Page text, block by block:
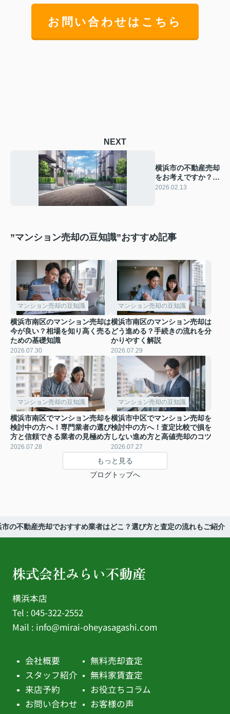
お問い合わせはこちら
NEXT
横浜市の不動産売却
をお考えですか？相
場の動きと売却ポイ
2026.02.13
”マンション売却の豆知識”おすすめ記事
マンション売却の豆知識
横浜市南区のマンション売却は
今が良い？相場を知り高く売る
ための基礎知識
2026.07.30
マンション売却の豆知識
横浜市南区のマンション売却は
どう進める？手続きの流れを分
かりやすく解説
2026.07.29
マンション売却の豆知識
横浜市南区でマンション売却を
検討中の方へ！専門業者の選び
方と信頼できる業者の見極め方
2026.07.28
マンション売却の豆知識
横浜市中区でマンション売却を
検討中の方へ！査定比較で損を
しない進め方と高値売却のコツ
2026.07.27
もっと見る
ブログトップへ
市の不動産売却でおすすめ業者はどこ？選び方と査定の流れもご紹介
株式会社みらい不動産
横浜本店
Tel : 045-322-2552
Mail : info@mirai-oheyasagashi.com
会社概要
スタッフ紹介
来店予約
お問い合わせ
無料売却査定
無料家賃査定
お役立ちコラム
お客様の声